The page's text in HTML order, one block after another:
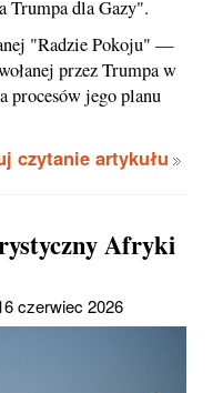
Trumpa dla Gazy".
"Radzie Pokoju" —
przez Trumpa w
procesów jego planu
czytanie artykułu
Afryki
czerwiec 2026